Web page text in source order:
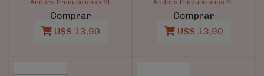
Anders Producciones SL
Comprar
U$S 13,90
Anders Producciones SL
Comprar
U$S 13,90